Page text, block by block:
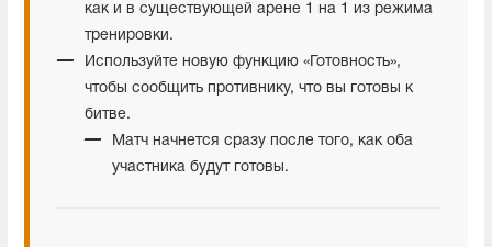
как и в существующей арене 1 на 1 из режима
тренировки.
Используйте новую функцию «Готовность»,
чтобы сообщить противнику, что вы готовы к
битве.
Матч начнется сразу после того, как оба
участника будут готовы.